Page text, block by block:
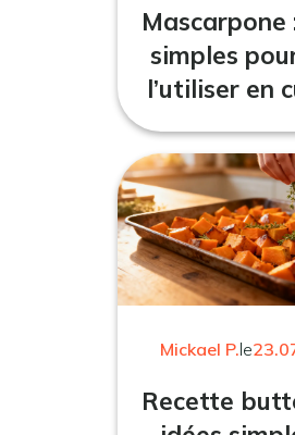
Mascarpone
simples
l’utiliser en
Mickael P.le
Recette